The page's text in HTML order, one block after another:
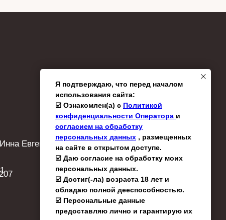
Я подтверждаю, что перед началом
использования сайта:
☑️ Ознакомлен(а) с Политикой
конфиденциальности Оператора и
согласием на обработку
персональных данных , размещенных
на сайте в открытом доступе.
☑️ Даю согласие на обработку моих
персональных данных.
☑️ Достиг(-ла) возраста 18 лет и
обладаю полной дееспособностью.
☑️ Персональные данные
предоставляю лично и гарантирую их
Евгеньевна